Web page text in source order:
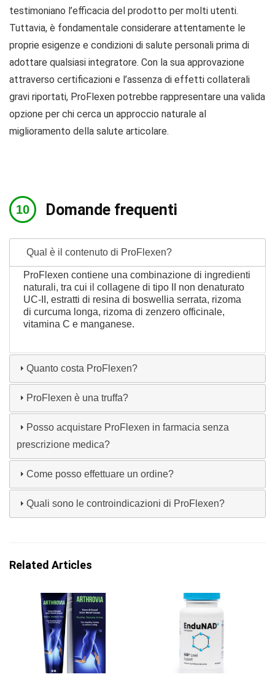
testimoniano l’efficacia del prodotto per molti utenti.
Tuttavia, è fondamentale considerare attentamente le
proprie esigenze e condizioni di salute personali prima di
adottare qualsiasi integratore. Con la sua approvazione
attraverso certificazioni e l’assenza di effetti collaterali
gravi riportati, ProFlexen potrebbe rappresentare una valida
opzione per chi cerca un approccio naturale al
miglioramento della salute articolare.
Domande frequenti
Qual è il contenuto di ProFlexen?
ProFlexen contiene una combinazione di ingredienti
naturali, tra cui il collagene di tipo II non denaturato
UC-II, estratti di resina di boswellia serrata, rizoma
di curcuma longa, rizoma di zenzero officinale,
vitamina C e manganese.
Quanto costa ProFlexen?
ProFlexen è una truffa?
Posso acquistare ProFlexen in farmacia senza
prescrizione medica?
Come posso effettuare un ordine?
Quali sono le controindicazioni di ProFlexen?
Related Articles